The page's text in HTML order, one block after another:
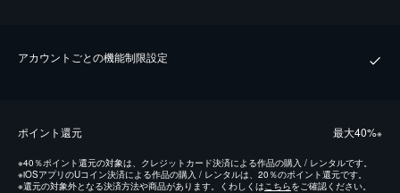
アカウントごとの機能制限設定
ポイント還元 最⼤40%※
※40％ポイント還元の対象は、クレジットカード決済による作品の購入 / レンタルです。
※iOSアプリのUコイン決済による作品の購入 / レンタルは、20％のポイント還元です。
※還元の対象外となる決済方法や商品があります。くわしくは こちらをご確認ください。